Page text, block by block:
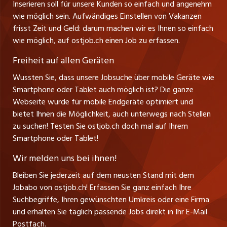
Führungspositionen
Management / Kader-Jobs
Berufsgruppen
Top-Regionen
Jobline
Schnittstelle
Impressum
jobbasel.ch
jobbern.ch
jobmittelland.ch
jobzüri.ch
schaffu.ch (VS)
ajourjob.ch
CH Media
info@ostjob.ch/inserate@ostjob.ch
Henrik Jasek
Leiter ostjob.ch
Fredy Pillinger
Verkauf und Beratung
Christoph Walzl
Verkauf und Beratung
Inserieren soll für unsere Kunden so einfach und angenehm
wie möglich sein. Aufwändiges Einstellen von Vakanzen
frisst Zeit und Geld: darum machen wir es Ihnen so einfach
wie möglich, auf ostjob.ch einen Job zu erfassen.
Freiheit auf allen Geräten
Wussten Sie, dass unsere Jobsuche über mobile Geräte wie
Smartphone oder Tablet auch möglich ist? Die ganze
Webseite wurde für mobile Endgeräte optimiert und
bietet Ihnen die Möglichkeit, auch unterwegs nach Stellen
zu suchen! Testen Sie ostjob.ch doch mal auf Ihrem
Smartphone oder Tablet!
Wir melden uns bei ihnen!
Bleiben Sie jederzeit auf dem neusten Stand mit dem
Jobabo von ostjob.ch! Erfassen Sie ganz einfach Ihre
Suchbegriffe, Ihren gewünschten Umkreis oder eine Firma
und erhalten Sie täglich passende Jobs direkt in Ihr E-Mail
Postfach.